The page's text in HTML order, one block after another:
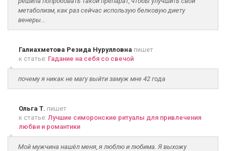
метаболизм, как раз сейчас использую белковую диету
венеры...
Галиахметова Резида Нурулловна пишет
к статье: Гадание на себя со свечой
почему я никак не магу выйти замуж мне 42 года
Ольга Т. пишет
к статье: Лучшие симоронские ритуалы для привлечения
любви и романтики
Мой мужчина нашёл меня, я люблю и любима. Я выхожу